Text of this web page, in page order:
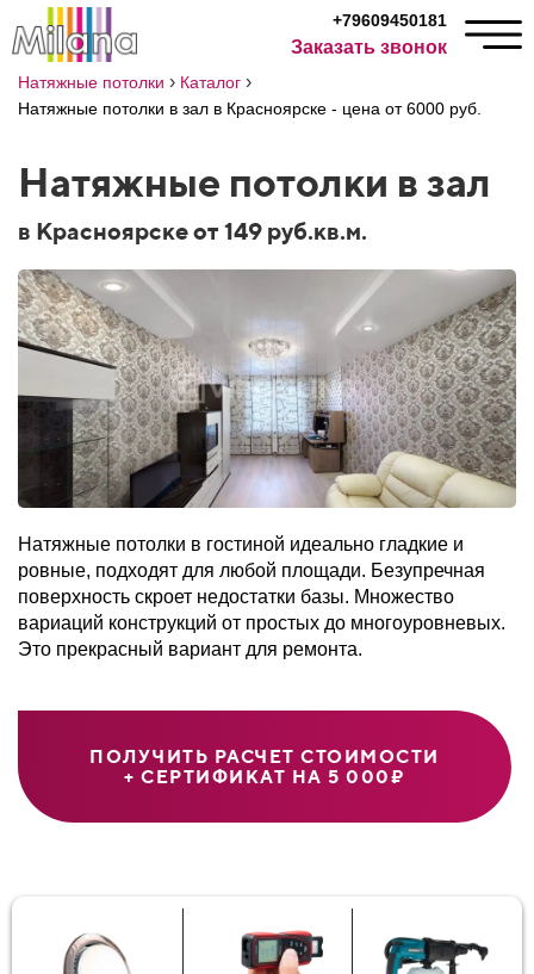
+79609450181
Заказать звонок
Натяжные потолки › Каталог ›
Натяжные потолки в зал в Красноярске - цена от 6000 руб.
Натяжные потолки в зал
в Красноярске от 149 руб.кв.м.
Натяжные потолки в гостиной идеально гладкие и
ровные, подходят для любой площади. Безупречная
поверхность скроет недостатки базы. Множество
вариаций конструкций от простых до многоуровневых.
Это прекрасный вариант для ремонта.
ПОЛУЧИТЬ РАСЧЕТ СТОИМОСТИ
+ СЕРТИФИКАТ НА 5 000₽